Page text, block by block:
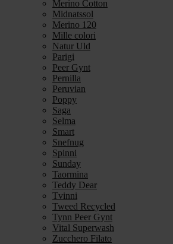
Merino Cotton
Midnatssol
Merino 120
Mille colori
Natur Uld
Parigi
Peer Gynt
Pernilla
Peruvian
Poppy
Saga
Selma
Smart
Snefnug
Spinni
Sunday
Taormina
Teddy Dear
Tvinni
Tweed Recycled
Tynn Peer Gynt
Vital Superwash
Zucchero Filato